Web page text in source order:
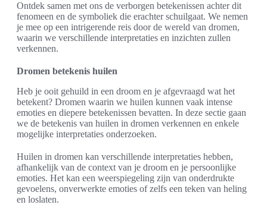
Ontdek samen met ons de verborgen betekenissen achter dit
fenomeen en de symboliek die erachter schuilgaat. We nemen
je mee op een intrigerende reis door de wereld van dromen,
waarin we verschillende interpretaties en inzichten zullen
verkennen.
Dromen betekenis huilen
Heb je ooit gehuild in een droom en je afgevraagd wat het
betekent? Dromen waarin we huilen kunnen vaak intense
emoties en diepere betekenissen bevatten. In deze sectie gaan
we de betekenis van huilen in dromen verkennen en enkele
mogelijke interpretaties onderzoeken.
Huilen in dromen kan verschillende interpretaties hebben,
afhankelijk van de context van je droom en je persoonlijke
emoties. Het kan een weerspiegeling zijn van onderdrukte
gevoelens, onverwerkte emoties of zelfs een teken van heling
en loslaten.